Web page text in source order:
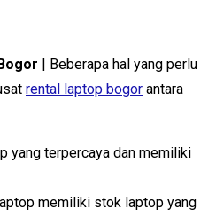
| Beberapa hal yang perlu
rental laptop bogor antara
yang terpercaya dan memiliki
memiliki stok laptop yang